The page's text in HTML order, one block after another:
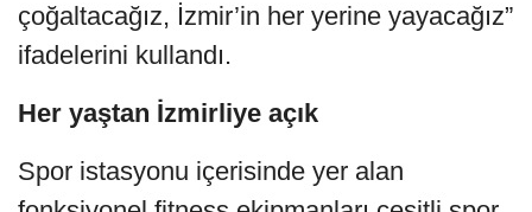
çoğaltacağız, İzmir’in her yerine yayacağız”
ifadelerini kullandı.
Her yaştan İzmirliye açık
Spor istasyonu içerisinde yer alan